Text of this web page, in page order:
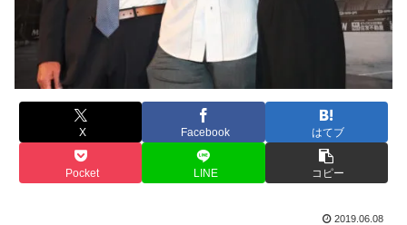
X Facebook はてブ
Pocket LINE コピー
2019.06.08